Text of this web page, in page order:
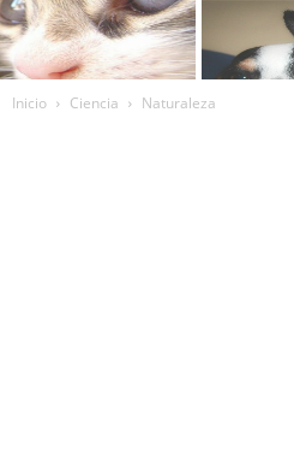
Inicio Ciencia Naturaleza